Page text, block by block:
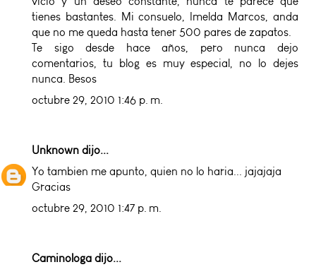
tienes bastantes. Mi consuelo, Imelda Marcos, anda
que no me queda hasta tener 500 pares de zapatos.
Te sigo desde hace años, pero nunca dejo
comentarios, tu blog es muy especial, no lo dejes
nunca. Besos
octubre 29, 2010 1:46 p. m.
Unknown dijo...
Yo tambien me apunto, quien no lo haria... jajajaja
Gracias
octubre 29, 2010 1:47 p. m.
Caminologa dijo...